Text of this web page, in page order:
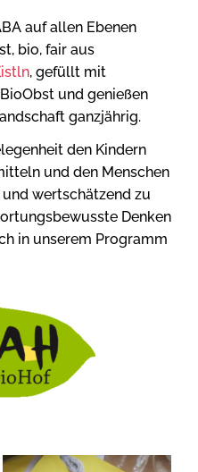
auf allen Ebenen
bio, fair aus
, gefüllt mit
und genießen
ganzjährig.
den Kindern
und den Menschen
wertschätzend zu
Denken
in unserem Programm